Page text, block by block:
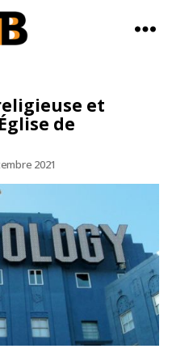
et
de
2021